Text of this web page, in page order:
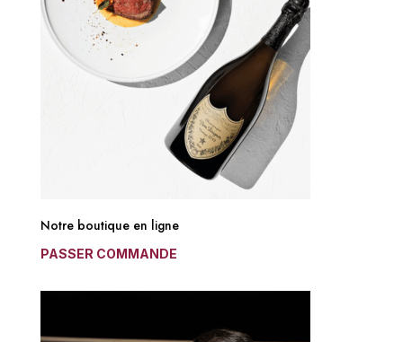
Notre boutique en ligne
PASSER COMMANDE